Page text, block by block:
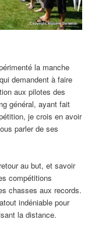
la manche
demandent à faire
aux pilotes des
général, ayant fait
je crois en avoir
parler de ses
au but, et savoir
compétitions
chasses aux records.
indéniable pour
la distance.